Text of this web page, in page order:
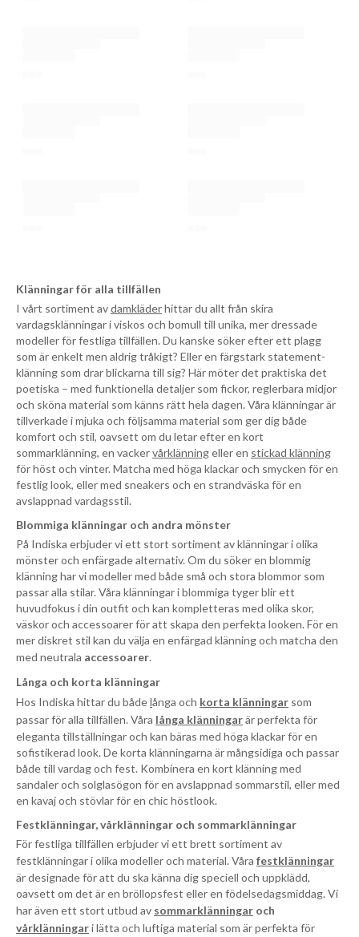
Klänningar för alla tillfällen
I vårt sortiment avdamkläderhittar du allt från skira
vardagsklänningar i viskos och bomull till unika, mer dressade
modeller för festliga tillfällen. Du kanske söker efter ett plagg
som är enkelt men aldrig tråkigt? Eller en färgstark statement-
klänning som drar blickarna till sig? Här möter det praktiska det
poetiska – med funktionella detaljer som fickor, reglerbara midjor
och sköna material som känns rätt hela dagen. Våra klänningar är
tillverkade i mjuka och följsamma material som ger dig både
komfort och stil, oavsett om du letar efter en kort
sommarklänning, en vackervårklänningeller en stickad klänning
för höst och vinter. Matcha med höga klackar och smycken för en
festlig look, eller med sneakers och en strandväska för en
avslappnad vardagsstil.
Blommiga klänningar och andra mönster
På Indiska erbjuder vi ett stort sortiment av klänningar i olika
mönster och enfärgade alternativ. Om du söker en blommig
klänning har vi modeller med både små och stora blommor som
passar alla stilar. Våra klänningar i blommiga tyger blir ett
huvudfokus i din outfit och kan kompletteras med olika skor,
väskor och accessoarer för att skapa den perfekta looken. För en
mer diskret stil kan du välja en enfärgad klänning och matcha den
med neutrala accessoarer.
Långa och korta klänningar
Hos Indiska hittar du bådelånga och korta klänningar som
passar för alla tillfällen. Våra långa klänningarär perfekta för
eleganta tillställningar och kan bäras med höga klackar för en
sofistikerad look. De korta klänningarna är mångsidiga och passar
både till vardag och fest. Kombinera en kort klänning med
sandaler och solglasögon för en avslappnad sommarstil, eller med
en kavaj och stövlar för en chic höstlook.
Festklänningar, vårklänningar och sommarklänningar
För festliga tillfällen erbjuder vi ett brett sortiment av
festklänningar i olika modeller och material. Våra festklänningar
är designade för att du ska känna dig speciell och uppklädd,
oavsett om det är en bröllopsfest eller en födelsedagsmiddag. Vi
har även ett stort utbud av sommarklänningar och
vårklänningari lätta och luftiga material som är perfekta för